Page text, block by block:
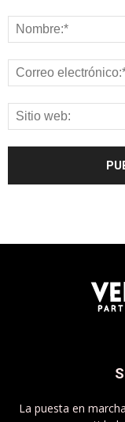
La puesta en